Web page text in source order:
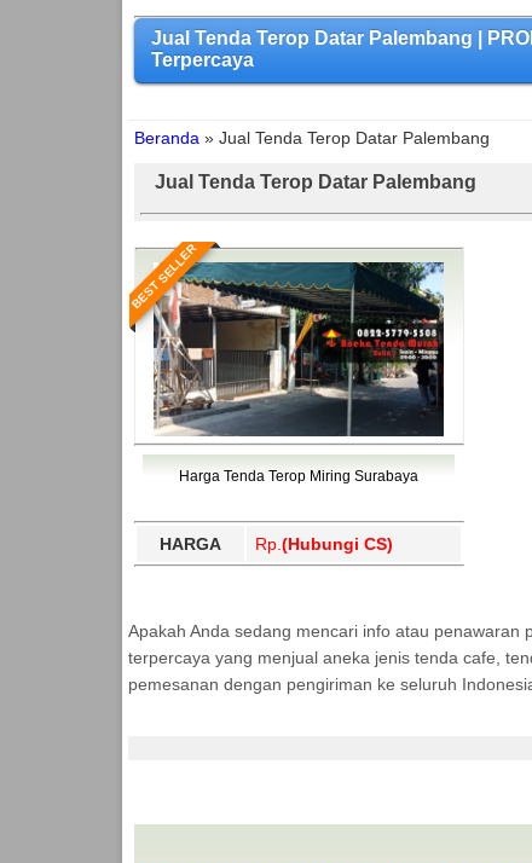
Jual Tenda Terop Datar Palembang |
Terpercaya
Beranda » Jual Tenda Terop Datar Palembang
Jual Tenda Terop Datar Palembang
BEST SELLER
Harga Tenda Terop Miring Surabaya
HARGA Rp. (Hubungi CS)
Apakah Anda sedang mencari info atau penawaran
terpercaya yang menjual aneka jenis tenda cafe,
pemesanan dengan pengiriman ke seluruh